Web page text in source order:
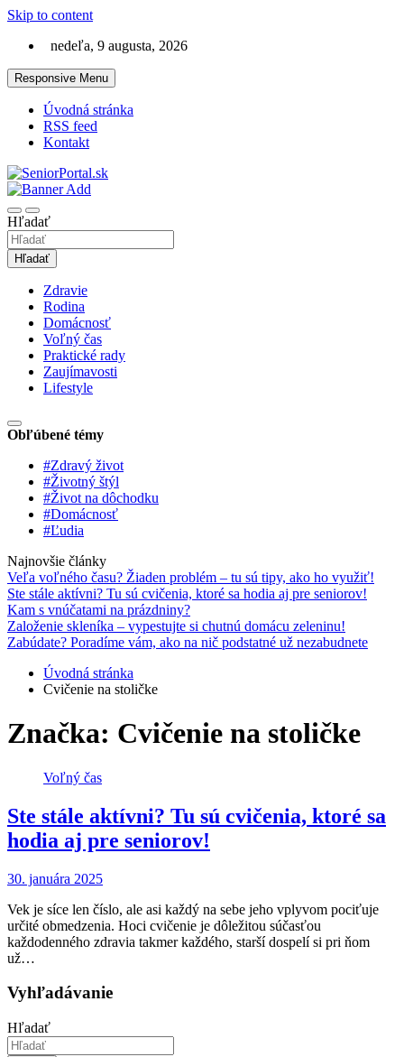
Skip to content
nedeľa, 9 augusta, 2026
Responsive Menu
Úvodná stránka
RSS feed
Kontakt
SeniorPortal.sk
Hľadať
Hľadať
Zdravie
Rodina
Domácnosť
Voľný čas
Praktické rady
Zaujímavosti
Lifestyle
Obľúbené témy
#Zdravý život
#Životný štýl
#Život na dôchodku
#Domácnosť
#Ľudia
Najnovšie články
Veľa voľného času? Žiaden problém – tu sú tipy, ako ho využiť!
Ste stále aktívni? Tu sú cvičenia, ktoré sa hodia aj pre seniorov!
Kam s vnúčatami na prázdniny?
Založenie skleníka – vypestujte si chutnú domácu zeleninu!
Zabúdate? Poradíme vám, ako na nič podstatné už nezabudnete
Úvodná stránka
Cvičenie na stoličke
Značka: Cvičenie na stoličke
Voľný čas
Ste stále aktívni? Tu sú cvičenia, ktoré sa
hodia aj pre seniorov!
30. januára 2025
Vek je síce len číslo, ale asi každý na sebe jeho vplyvom pociťuje
určité obmedzenia. Hoci cvičenie je dôležitou súčasťou
každodenného zdravia takmer každého, starší dospelí si pri ňom
už…
Vyhľadávanie
Hľadať